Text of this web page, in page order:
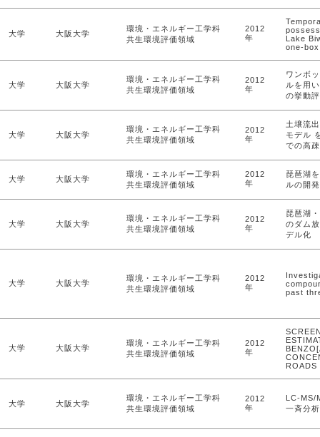
大学 大阪大学
環境・エネルギー工学科
共生環境評価領域
2012
年
Lake
one-
大学 大阪大学
環境・エネルギー工学科
共生環境評価領域
2012
年
ワンボ
ルを用
の挙動
大学 大阪大学
環境・エネルギー工学科
共生環境評価領域
2012
年
土壌流
モデル
での高
大学 大阪大学
環境・エネルギー工学科
共生環境評価領域
2012
年
琵琶湖
ルの開発
大学 大阪大学
環境・エネルギー工学科
共生環境評価領域
2012
年
琵琶湖
のダム
デル化
大学 大阪大学
環境・エネルギー工学科
共生環境評価領域
2012
年
past
大学 大阪大学
環境・エネルギー工学科
共生環境評価領域
2012
年
ROADS
大学 大阪大学
環境・エネルギー工学科
共生環境評価領域
2012
年
LC-MS/
一斉分